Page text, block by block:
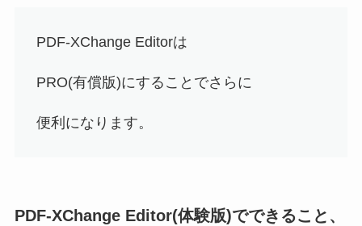
PDF-XChange Editorは
PRO(有償版)にすることでさらに
便利になります。
PDF-XChange Editor(体験版)でできること、